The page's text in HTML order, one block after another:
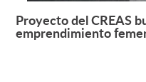
Proyecto del CREAS
emprendimiento